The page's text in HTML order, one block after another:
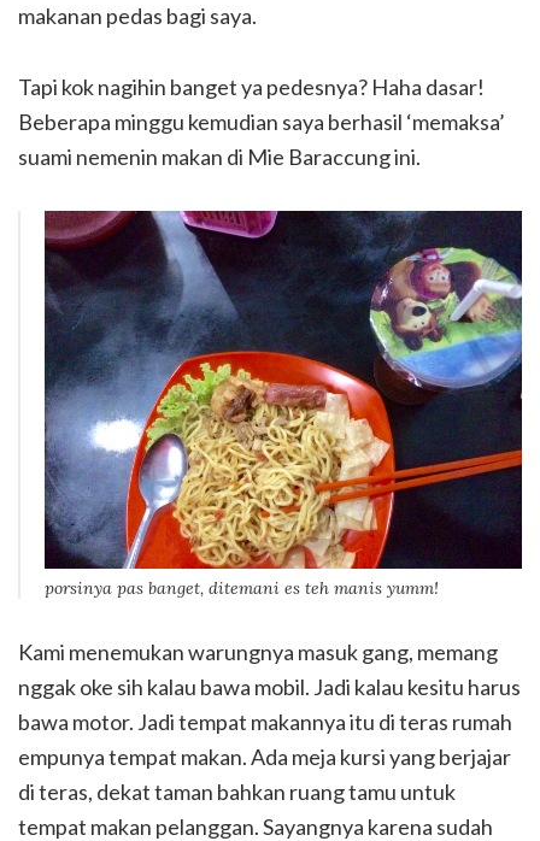
makanan pedas bagi saya.
Tapi kok nagihin banget ya pedesnya? Haha dasar!
Beberapa minggu kemudian saya berhasil ‘memaksa’
suami nemenin makan di Mie Baraccung ini.
porsinya pas banget, ditemani es teh manis yumm!
Kami menemukan warungnya masuk gang, memang
nggak oke sih kalau bawa mobil. Jadi kalau kesitu harus
bawa motor. Jadi tempat makannya itu di teras rumah
empunya tempat makan. Ada meja kursi yang berjajar
di teras, dekat taman bahkan ruang tamu untuk
tempat makan pelanggan. Sayangnya karena sudah